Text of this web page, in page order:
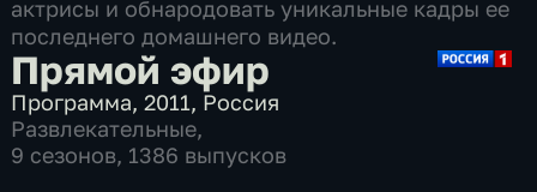
актрисы и обнародовать уникальные кадры ее
последнего домашнего видео.
Прямой эфир
Программа,2011, Россия
Развлекательные,
9 сезонов, 1386 выпусков